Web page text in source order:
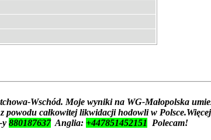
Wschód. Moje wyniki na WG-Małopolska
powodu całkowitej likwidacji hodowli w Polsce.Więcej
y 880187637Anglia: +447851452151 Polecam!